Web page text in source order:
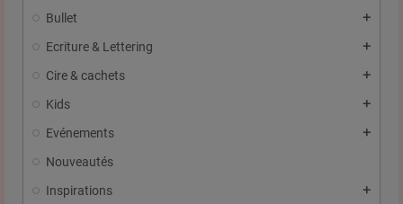
Bullet
Ecriture & Lettering
Cire & cachets
Kids
Evénements
Nouveautés
Inspirations